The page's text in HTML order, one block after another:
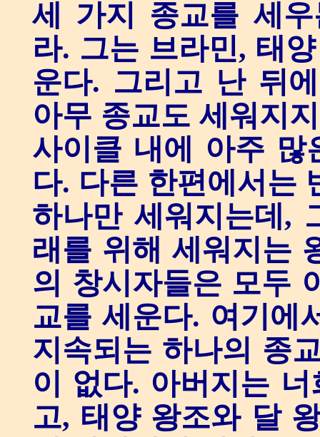
세 가지 종교를 세
라. 그는 브라민, 태
운다. 그리고 난 뒤
아무 종교도 세워지
사이클 내에 아주 많
다. 다른 한편에서는
하나만 세워지는데,
래를 위해 세워지는
의 창시자들은 모두
교를 세운다. 여기에
지속되는 하나의 종
이 없다. 아버지는
고, 태양 왕조와 달